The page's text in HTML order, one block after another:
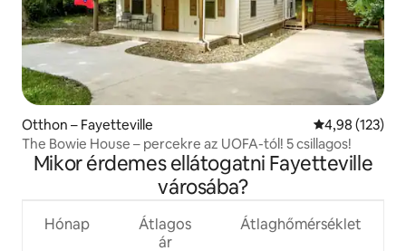
Otthon – Fayetteville Átlagos
4,98 (123)
The Bowie House – percekre az UOFA-tól! 5 csillagos!
Mikor érdemes ellátogatni Fayetteville
városába?
Hónap
Átlagos
ár
Átlaghőmérséklet